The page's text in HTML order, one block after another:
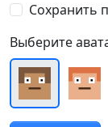
Сохранить
Выберите